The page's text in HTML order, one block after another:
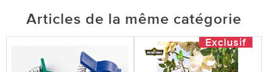
Articles de la même catégorie
Exclusif